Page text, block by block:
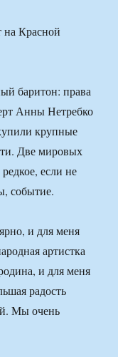
баритон: права
Анны Нетребко
крупные
Две мировых
если не
событие.
и для меня
артистка
и для меня
радость
Мы очень